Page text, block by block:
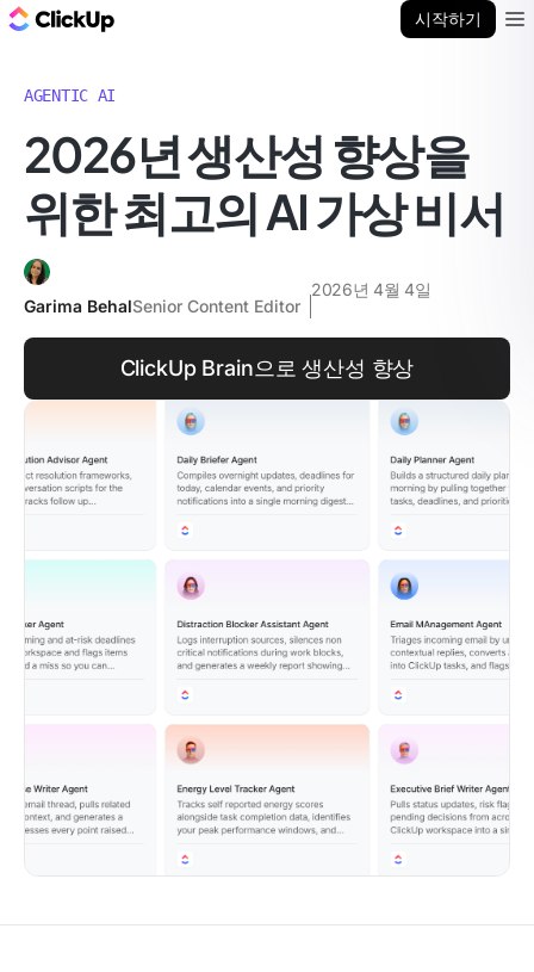
시작하기
AGENTIC AI
2026년 생산성 향상을
위한 최고의 AI 가상 비서
Garima BehalSenior Content Editor
2026년 4월 4일
ClickUp Brain으로 생산성 향상